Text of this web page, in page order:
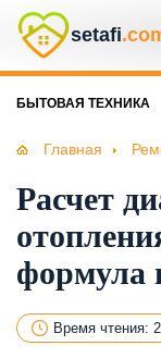
setafi
БЫТОВАЯ ТЕХНИКА
Главная
Расчет
формула
Время чтения: